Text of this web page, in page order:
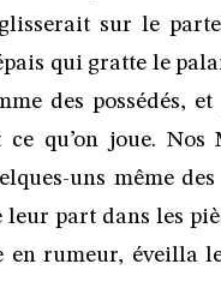
sur le
qui gratte le
des possédés,
qu’on joue. Nos
uns même
part dans les
rumeur, éveilla